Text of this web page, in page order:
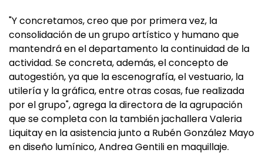
"Y concretamos, creo que por primera vez, la
consolidación de un grupo artístico y humano que
mantendrá en el departamento la continuidad de la
actividad. Se concreta, además, el concepto de
autogestión, ya que la escenografía, el vestuario, la
utilería y la gráfica, entre otras cosas, fue realizada
por el grupo", agrega la directora de la agrupación
que se completa con la también jachallera Valeria
Liquitay en la asistencia junto a Rubén González Mayo
en diseño lumínico, Andrea Gentili en maquillaje.